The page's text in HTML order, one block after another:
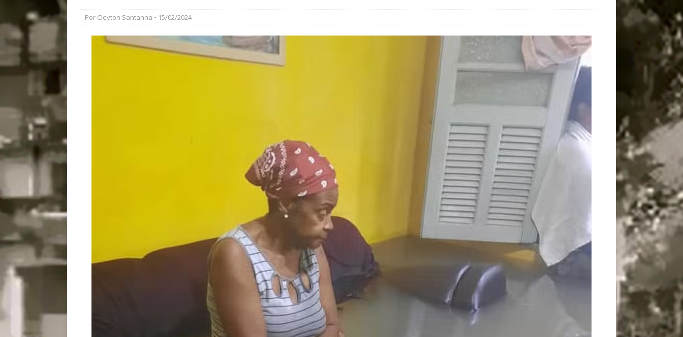
Coletivos para Plantio e Inauguração da Feira da Praia do Remanso
em Suruí, Magé
COBERTURA DE EVENTOS
Por Cleyton Santanna • 15/02/2024